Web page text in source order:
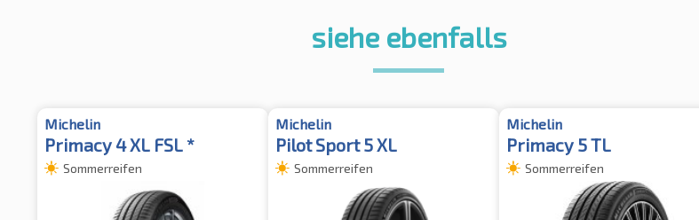
siehe ebenfalls
Michelin
Primacy 4 XL FSL *
Sommerreifen
Michelin
Pilot Sport 5 XL
Sommerreifen
Michelin
Primacy 5 TL
Sommerreifen